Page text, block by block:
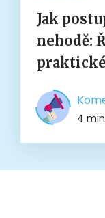
Jak
nehodě:
4